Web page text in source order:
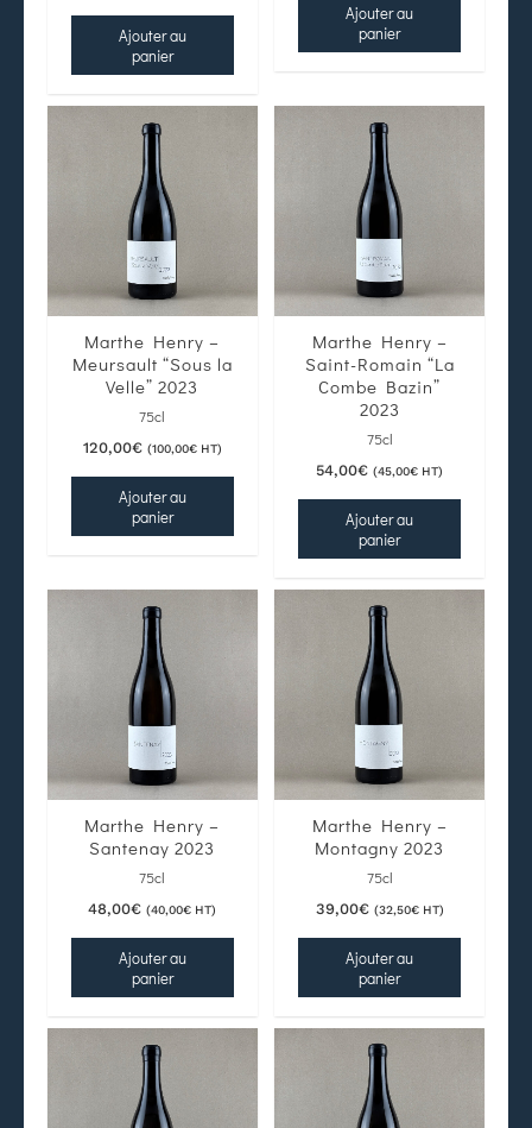
Ajouter au
panier
Ajouter au
panier
Marthe Henry –
Meursault “Sous la
Velle” 2023
75cl
120,00€ (100,00€HT)
Ajouter au
panier
Marthe Henry –
Saint-Romain “La
Combe Bazin”
2023
75cl
54,00€ (45,00€ HT)
Ajouter au
panier
Marthe Henry –
Santenay 2023
75cl
48,00€ (40,00€ HT)
Ajouter au
panier
Marthe Henry –
Montagny 2023
75cl
39,00€ (32,50€HT)
Ajouter au
panier